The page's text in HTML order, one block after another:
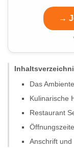
→
Das
Kulinarische
Restaurant
Anschrift und